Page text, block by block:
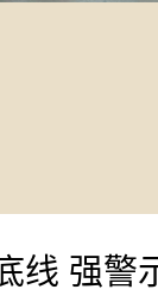
线 强